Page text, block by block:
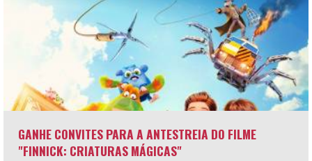
GANHE CONVITES PARA A ANTESTREIA DO FILME
"FINNICK: CRIATURAS MÁGICAS"